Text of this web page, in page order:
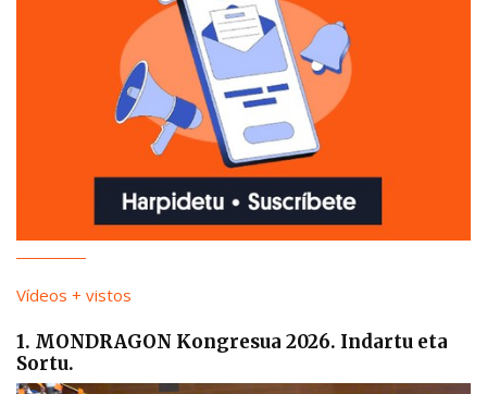
Vídeos + vistos
1. MONDRAGON Kongresua 2026. Indartu eta
Sortu.